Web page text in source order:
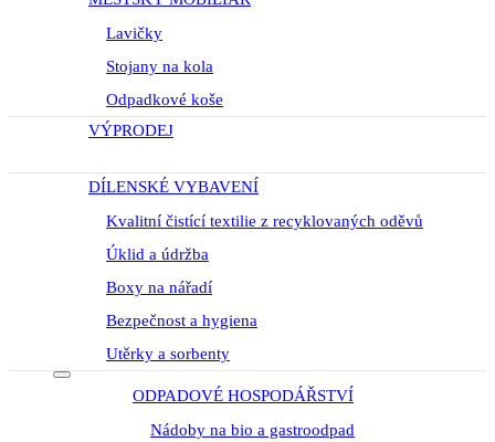
Lavičky
Stojany na kola
Odpadkové koše
VÝPRODEJ
DÍLENSKÉ VYBAVENÍ
Kvalitní čistící textilie z recyklovaných oděvů
Úklid a údržba
Boxy na nářadí
Bezpečnost a hygiena
Utěrky a sorbenty
ODPADOVÉ HOSPODÁŘSTVÍ
Nádoby na bio a gastroodpad